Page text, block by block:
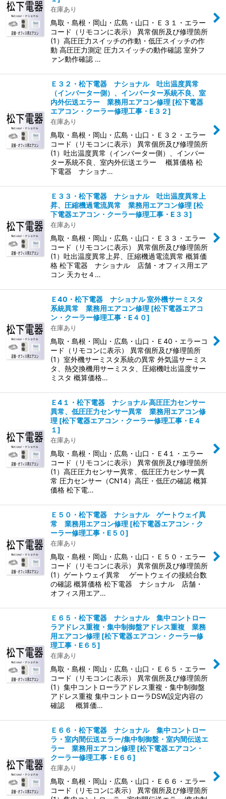
在庫あり
鳥取・島根・岡山・広島・山口・Ｅ３１・エラー
コード（リモコンに表示） 異常個所及び修理箇所
(1）高圧圧力スイッチの作動・低圧スイッチの作
動 高圧圧力測定 圧力スイッチの動作確認 室外フ
ァン動作確認 …
Ｅ３２・松下電器 ナショナル 吐出温度異常
（インバーター側）、インバーター系統不良、室
内外伝送エラー 業務用エアコン修理 [松下電器
エアコン・クーラー修理工事・E３２]
在庫あり
鳥取・島根・岡山・広島・山口・Ｅ３２・エラー
コード（リモコンに表示） 異常個所及び修理箇所
(1）吐出温度異常（インバーター側）、インバー
ター系統不良、室内外伝送エラー 概算価格 松
下電器 ナショナ…
Ｅ３３・松下電器 ナショナル 吐出温度異常上
昇、圧縮機過電流異常 業務用エアコン修理 [松
下電器エアコン・クーラー修理工事・E３３]
在庫あり
鳥取・島根・岡山・広島・山口・Ｅ３３・エラー
コード（リモコンに表示） 異常個所及び修理箇所
(1）吐出温度異常上昇、圧縮機過電流異常 概算価
格 松下電器 ナショナル 店舗・オフィス用エア
コン 天カセ４…
Ｅ40・松下電器 ナショナル 室外機サーミスタ
系統異常 業務用エアコン修理 [松下電器エアコ
ン・クーラー修理工事・E４０]
在庫あり
鳥取・島根・岡山・広島・山口・Ｅ40・エラーコ
ード（リモコンに表示） 異常個所及び修理箇所
(1）室外機サーミスタ系統の異常 外気温サーミス
タ、熱交換機用サーミスタ、圧縮機吐出温度サー
ミスタ 概算価格…
Ｅ4１・松下電器 ナショナル 高圧圧力センサー
異常、低圧圧力センサー異常 業務用エアコン修
理 [松下電器エアコン・クーラー修理工事・E４
１]
在庫あり
鳥取・島根・岡山・広島・山口・Ｅ4１・エラー
コード（リモコンに表示） 異常個所及び修理箇所
(1）高圧圧力センサー異常、低圧圧力センサー異
常 圧力センサー（CN14）高圧・低圧の確認 概算
価格 松下電…
Ｅ５０・松下電器 ナショナル ゲートウェイ異
常 業務用エアコン修理 [松下電器エアコン・ク
ーラー修理工事・E５０]
在庫あり
鳥取・島根・岡山・広島・山口・Ｅ５０・エラー
コード（リモコンに表示） 異常個所及び修理箇所
(1）ゲートウェイ異常 ゲートウェイの接続台数
の確認 概算価格 松下電器 ナショナル 店舗・
オフィス用エア…
Ｅ６５・松下電器 ナショナル 集中コントロー
ラアドレス重複・集中制御盤アドレス重複 業務
用エアコン修理 [松下電器エアコン・クーラー修
理工事・E６５]
在庫あり
鳥取・島根・岡山・広島・山口・Ｅ６５・エラー
コード（リモコンに表示） 異常個所及び修理箇所
(1）集中コントローラアドレス重複・集中制御盤
アドレス重複 集中コントローラDSW設定内容の
確認 概算価…
Ｅ６６・松下電器 ナショナル 集中コントロー
ラ・室内間伝送エラー/集中制御盤・室内間伝送エ
ラー 業務用エアコン修理 [松下電器エアコン・
クーラー修理工事・E６６]
在庫あり
鳥取・島根・岡山・広島・山口・Ｅ６６・エラー
コード（リモコンに表示） 異常個所及び修理箇所